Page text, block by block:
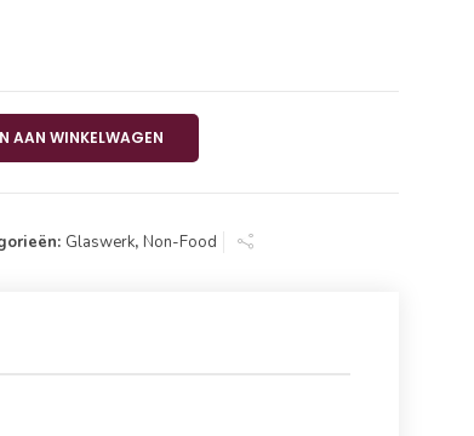
AAN WINKELWAGEN
Glaswerk,Non-Food